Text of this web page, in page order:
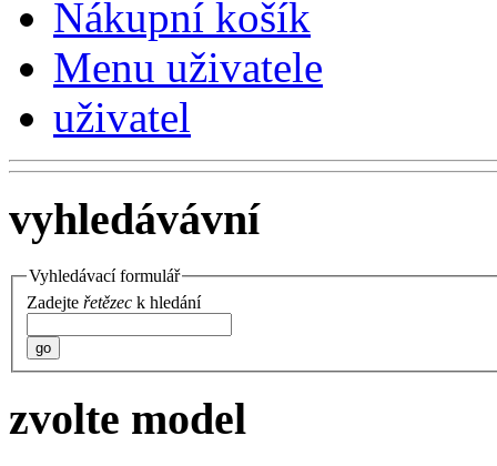
Nákupní košík
Menu uživatele
uživatel
vyhledávávní
Vyhledávací formulář
Zadejte řetězec k hledání
go
zvolte model